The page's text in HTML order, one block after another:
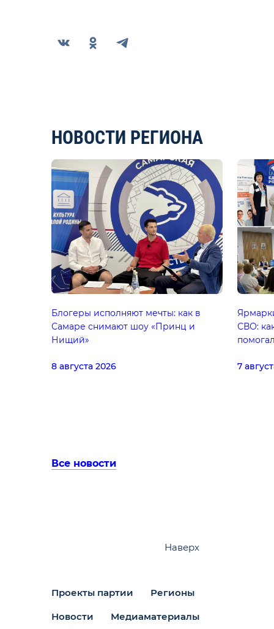
НОВОСТИ РЕГИОНА
Блогеры исполняют мечты: как в
Самаре снимают шоу «Принц и
Нищий»
8 августа 2026
СВО:
7
Все новости
Проекты партии Регионы
Новости Медиаматериалы
Наверх